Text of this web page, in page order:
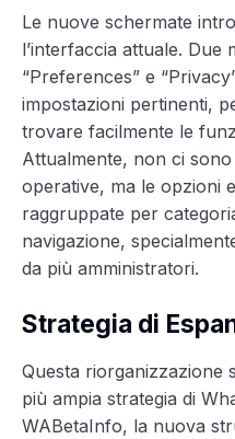
Le nuove schermate
l’interfaccia attuale. Due
“Preferences” e
impostazioni pertinenti,
trovare facilmente le
Attualmente, non ci
operative, ma le opzioni
raggruppate per
navigazione,
da più amministratori.
Strategia di
Questa riorganizzazione
più ampia strategia di
WABetaInfo, la nuova